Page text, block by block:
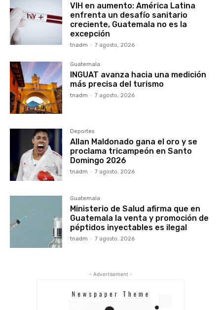
VIH en aumento: América Latina
enfrenta un desafío sanitario
creciente, Guatemala no es la
excepción
tnadm - 7 agosto, 2026
Guatemala
INGUAT avanza hacia una medición
más precisa del turismo
tnadm - 7 agosto, 2026
Deportes
Allan Maldonado gana el oro y se
proclama tricampeón en Santo
Domingo 2026
tnadm - 7 agosto, 2026
Guatemala
Ministerio de Salud afirma que en
Guatemala la venta y promoción de
péptidos inyectables es ilegal
tnadm - 7 agosto, 2026
- Advertisement -